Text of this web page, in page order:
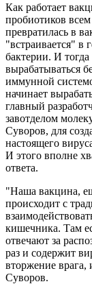
Как работает
пробиотиков
превратилась в
"встраивается" в
бактерии. И
вырабатываться
иммунной
начинает
главный
завотделом
Суворов, для
настоящего
И этого вполне
ответа.
"Наша вакцина,
происходит с
кишечника. Там
отвечают за
раз и содержит
вторжение
Суворов.